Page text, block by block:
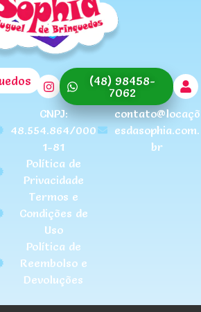
(48) 98458-
7062
CNPJ:
48.554.864/000
1-81
Política de
Privacidade
Termos e
Condições de
Uso
Política de
Reembolso e
Devoluções
contato@locaçõ
esdasophia.com.
br